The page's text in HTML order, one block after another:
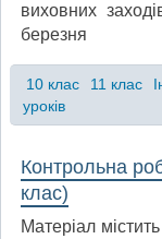
виховних
березня
10 клас 11 клас
уроків
Контрольна
клас)
Матеріал